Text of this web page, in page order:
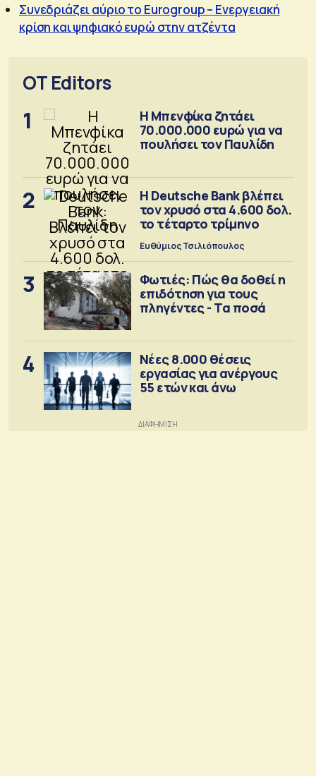
Συνεδριάζει αύριο το Eurogroup – Ενεργειακή
κρίση και ψηφιακό ευρώ στην ατζέντα
OT Editors
1
Η Μπενφίκα ζητάει
70.000.000 ευρώ για να
πουλήσει τον Παυλίδη
2
Η Deutsche Bank βλέπει
τον χρυσό στα 4.600 δολ.
το τέταρτο τρίμηνο
Ευθύμιος Τσιλιόπουλος
3
Φωτιές: Πώς θα δοθεί η
επιδότηση για τους
πληγέντες - Τα ποσά
4
Νέες 8.000 θέσεις
εργασίας για ανέργους
55 ετών και άνω